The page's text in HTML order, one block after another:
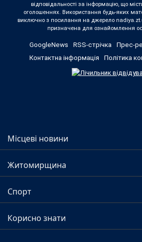
відповідальності за інформацію, що
оголошеннях. Використання будь-яких
виключно з посилання на джерело
призначена для ознайомлення
GoogleNews RSS-стрічка Прес-
Контактна інформація
Політика
Місцеві новини
Житомирщина
Спорт
Корисно знати